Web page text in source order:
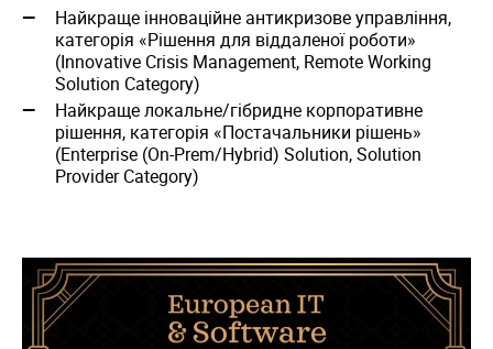
Найкраще інноваційне антикризове управління,
категорія «Рішення для віддаленої роботи»
(Innovative Crisis Management, Remote Working
Solution Category)
Найкраще локальне/гібридне корпоративне
рішення, категорія «Постачальники рішень»
(Enterprise (On-Prem/Hybrid) Solution, Solution
Provider Category)